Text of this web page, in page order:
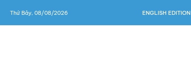
Thứ Bảy, 08/08/2026 ENGLISH EDITION